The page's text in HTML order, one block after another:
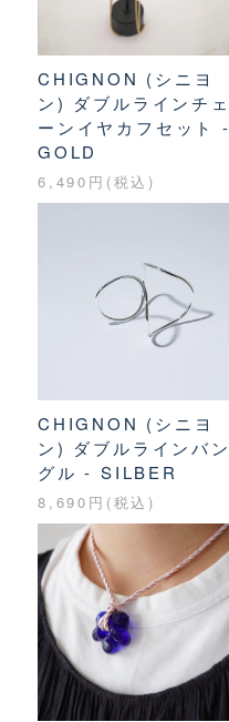
CHIGNON (シニヨ
ン) ダブルラインチェ
ーンイヤカフセット -
GOLD
6,490円(税込)
CHIGNON (シニヨ
ン) ダブルラインバン
グル - SILBER
8,690円(税込)